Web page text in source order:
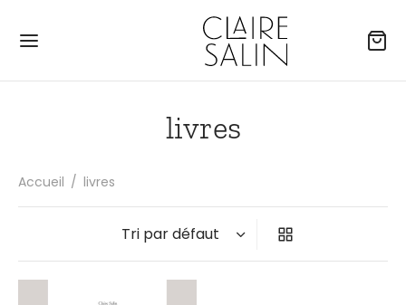
livres
Accueil / livres